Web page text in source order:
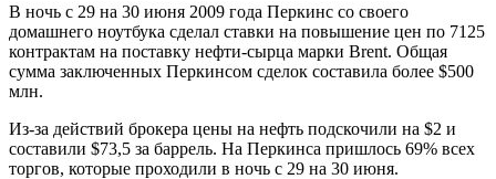
В ночь с 29 на 30 июня 2009 года Перкинс со своего
домашнего ноутбука сделал ставки на повышение цен по 7125
контрактам на поставку нефти-сырца марки Brent. Общая
сумма заключенных Перкинсом сделок составила более $500
млн.
Из-за действий брокера цены на нефть подскочили на $2 и
составили $73,5 за баррель. На Перкинса пришлось 69% всех
торгов, которые проходили в ночь с 29 на 30 июня.